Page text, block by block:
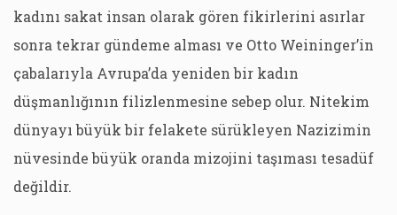
kadını sakat insan olarak gören fikirlerini asırlar
sonra tekrar gündeme alması ve Otto Weininger’in
çabalarıyla Avrupa’da yeniden bir kadın
düşmanlığının filizlenmesine sebep olur. Nitekim
dünyayı büyük bir felakete sürükleyen Nazizimin
nüvesinde büyük oranda mizojini taşıması tesadüf
değildir.